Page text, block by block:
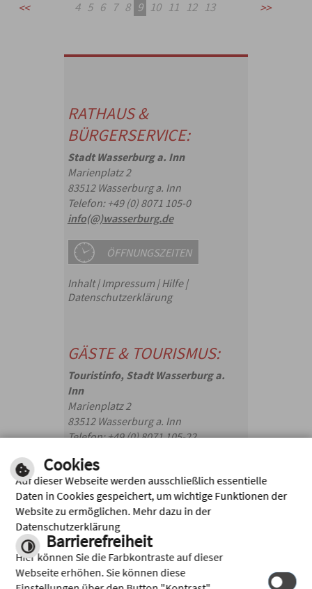
4 5 6 7 8 9 10 11 12 13
RATHAUS &
BÜRGERSERVICE:
Stadt Wasserburg a. Inn
Marienplatz 2
83512 Wasserburg a. Inn
Telefon: +49 (0) 8071 105-0
info(@)wasserburg.de
ÖFFNUNGSZEITEN
Inhalt|Impressum|Hilfe|
Datenschutzerklärung
GÄSTE & TOURISMUS:
Touristinfo, Stadt Wasserburg a.
Inn
Marienplatz 2
83512 Wasserburg a. Inn
Telefon: +49 (0) 8071 105-22
Facebook
Instagram
Cookies
Auf dieser Webseite werden ausschließlich essentielle
Daten in Cookies gespeichert, um wichtige Funktionen der
Website zu ermöglichen. Mehr dazu in der
Datenschutzerklärung
Barrierefreiheit
Hier können Sie die Farbkontraste auf dieser
Webseite erhöhen. Sie können diese